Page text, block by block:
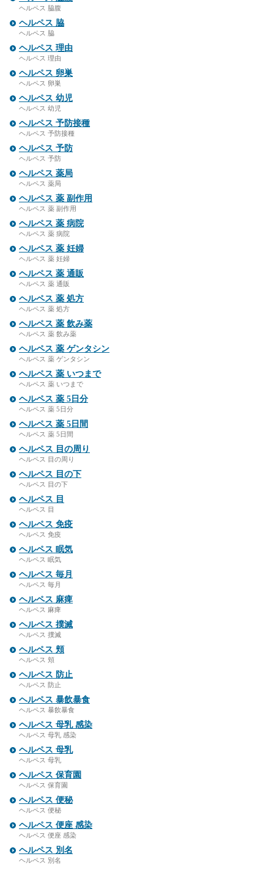
ヘルペス 脇腹
ヘルペス 脇
ヘルペス 脇
ヘルペス 理由
ヘルペス 理由
ヘルペス 卵巣
ヘルペス 卵巣
ヘルペス 幼児
ヘルペス 幼児
ヘルペス 予防接種
ヘルペス 予防接種
ヘルペス 予防
ヘルペス 予防
ヘルペス 薬局
ヘルペス 薬局
ヘルペス 薬 副作用
ヘルペス 薬 副作用
ヘルペス 薬 病院
ヘルペス 薬 病院
ヘルペス 薬 妊婦
ヘルペス 薬 妊婦
ヘルペス 薬 通販
ヘルペス 薬 通販
ヘルペス 薬 処方
ヘルペス 薬 処方
ヘルペス 薬 飲み薬
ヘルペス 薬 飲み薬
ヘルペス 薬 ゲンタシン
ヘルペス 薬 ゲンタシン
ヘルペス 薬 いつまで
ヘルペス 薬 いつまで
ヘルペス 薬 5日分
ヘルペス 薬 5日分
ヘルペス 薬 5日間
ヘルペス 薬 5日間
ヘルペス 目の周り
ヘルペス 目の周り
ヘルペス 目の下
ヘルペス 目の下
ヘルペス 目
ヘルペス 目
ヘルペス 免疫
ヘルペス 免疫
ヘルペス 眠気
ヘルペス 眠気
ヘルペス 毎月
ヘルペス 毎月
ヘルペス 麻痺
ヘルペス 麻痺
ヘルペス 撲滅
ヘルペス 撲滅
ヘルペス 頬
ヘルペス 頬
ヘルペス 防止
ヘルペス 防止
ヘルペス 暴飲暴食
ヘルペス 暴飲暴食
ヘルペス 母乳 感染
ヘルペス 母乳 感染
ヘルペス 母乳
ヘルペス 母乳
ヘルペス 保育園
ヘルペス 保育園
ヘルペス 便秘
ヘルペス 便秘
ヘルペス 便座 感染
ヘルペス 便座 感染
ヘルペス 別名
ヘルペス 別名